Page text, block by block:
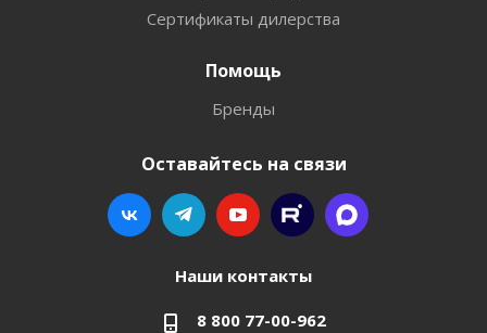
Сертификаты дилерства
Помощь
Бренды
Оставайтесь на связи
Наши контакты
8 800 77-00-962